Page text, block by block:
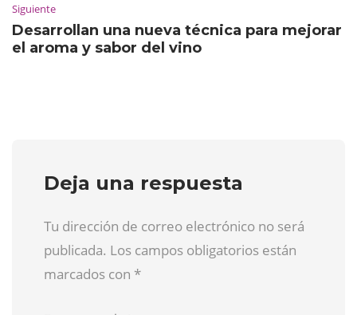
Siguiente
Desarrollan una nueva técnica para mejorar
el aroma y sabor del vino
Deja una respuesta
Tu dirección de correo electrónico no será
publicada. Los campos obligatorios están
marcados con *